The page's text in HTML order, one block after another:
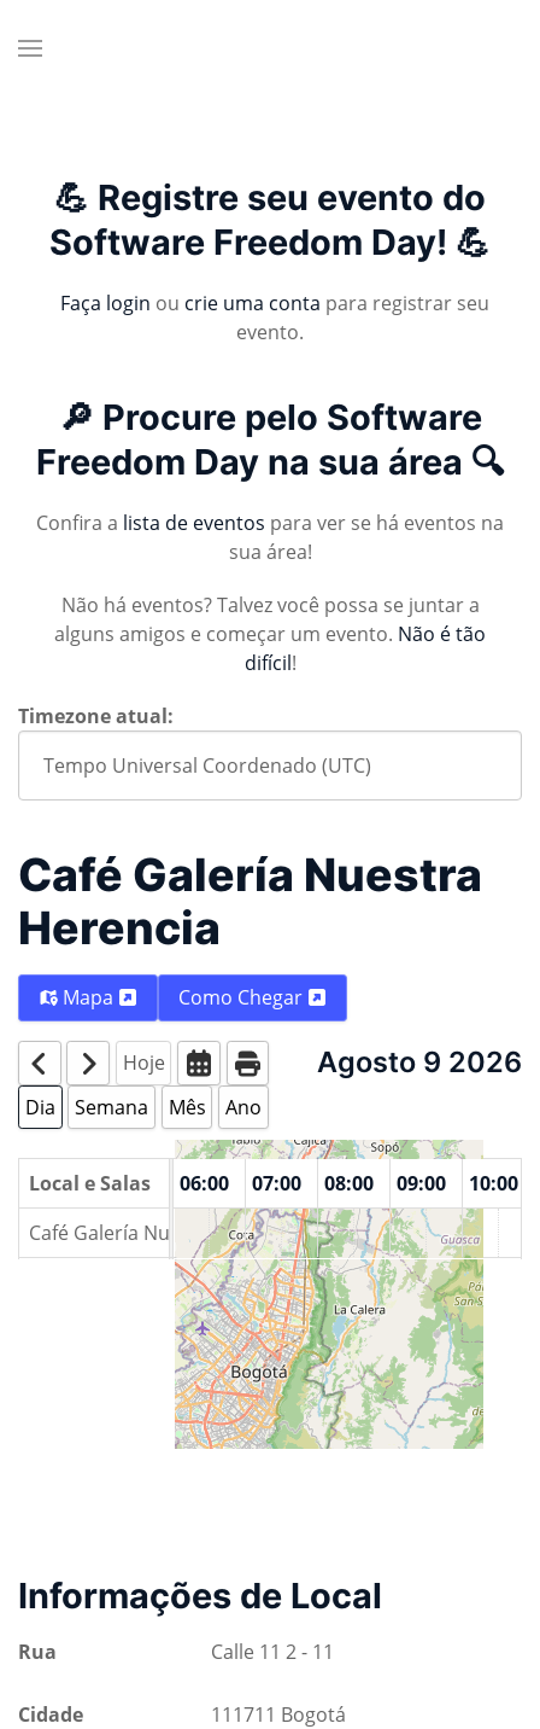
💪 Registre seu evento do
Software Freedom Day! 💪
Faça login ou crie uma conta para registrar seu
evento.
🔎 Procure pelo Software
Freedom Day na sua área 🔍
Confira a lista de eventos para ver se há eventos na
sua área!
Não há eventos? Talvez você possa se juntar a
alguns amigos e começar um evento. Não é tão
difícil!
Timezone atual:
Café Galería Nuestra
Herencia
Mapa Como Chegar
Hoje Agosto 9 2026
Dia Semana Mês Ano
Local e Salas
04:00 05:00 06:00 07:00 08:00 09:00
10:00
Café Galería Nuestra Herencia
Informações de Local
Rua Calle 11 2 - 11
Cidade 111711 Bogotá